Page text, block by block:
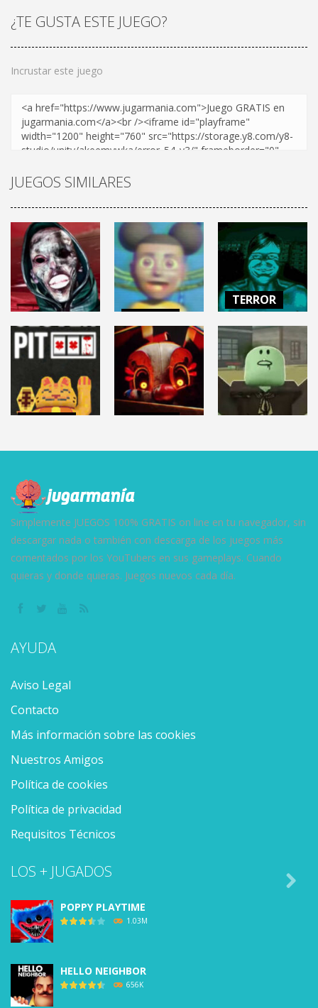
¿TE GUSTA ESTE JUEGO?
Incrustar este juego
JUEGOS SIMILARES
TERROR
HELLMART
2.86K
AMANDA THE
ADVENTURER 3
3.12K
TERROR
HUMAN
(Demo)
9.59K
8.61K
Simplemente JUEGOS 100% GRATIS on line en tu navegador, sin
descargar nada o también con descarga de los juegos más
comentados por los YouTubers en sus gameplays. Cuando
quieras y donde quieras. Juegos nuevos cada día.
AYUDA
Aviso Legal
Contacto
Más información sobre las cookies
Nuestros Amigos
Política de cookies
Política de privacidad
Requisitos Técnicos
LOS + JUGADOS
POPPY PLAYTIME
1.03M
HELLO NEIGHBOR
656K
